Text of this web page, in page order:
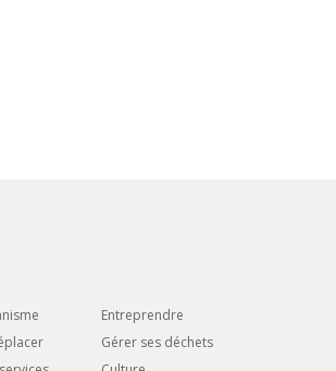
Entreprendre
Gérer ses déchets